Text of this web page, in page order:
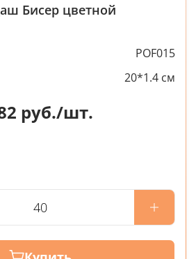
Бисер цветной
POF015
20*1.4 см
руб./шт.